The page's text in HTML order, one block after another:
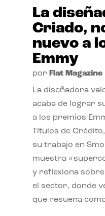
La
Criado,
nuevo a
Emmy
por Flat Magazine|
La diseñadora
acaba de lograr
a los premios
Títulos de
su trabajo en
muestra
y reflexiona
el sector, donde
que resuena